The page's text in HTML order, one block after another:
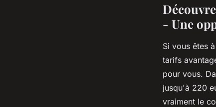
Découvrez
offre 150 euros :
- Une
Si vous êtes
tarifs
pour vous.
jusqu'à 220
vraiment le